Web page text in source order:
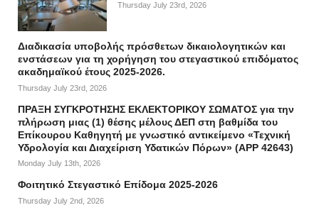
Thursday July 23rd, 2026
Διαδικασία υποβολής πρόσθετων δικαιολογητικών και
ενστάσεων για τη χορήγηση του στεγαστικού επιδόματος
ακαδημαϊκού έτους 2025-2026.
Thursday July 23rd, 2026
ΠΡΑΞΗ ΣΥΓΚΡΟΤΗΣΗΣ ΕΚΛΕΚΤΟΡΙΚΟΥ ΣΩΜΑΤΟΣ για την
πλήρωση μιας (1) θέσης μέλους ΔΕΠ στη βαθμίδα του
Επίκουρου Καθηγητή με γνωστικό αντικείμενο «Τεχνική
Υδρολογία και Διαχείριση Υδατικών Πόρων» (APP 42643)
Monday July 13th, 2026
Φοιτητικό Στεγαστικό Επίδομα 2025-2026
Thursday July 2nd, 2026